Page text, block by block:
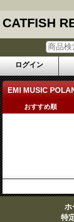
CATFISH
ログイン
EMI MUSIC
おすすめ順
ホ
特